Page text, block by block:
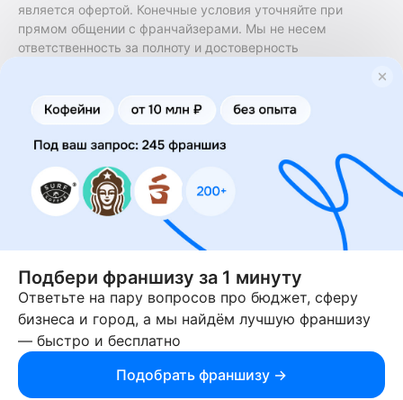
является офертой. Конечные условия уточняйте при
прямом общении с франчайзерами. Мы не несем
ответственность за полноту и достоверность
финансовые услуги. Заключение договоров
коммерческой концессии (франчайзинга) осуществляется
правообладателями/их представителями. Бизнесменс.ру
не является посредником или представителем
правообладателя и не несет ответственность за условия
предоставления франшизы и действия лиц,
осуществленные на основании информации, имеющейся
на сайте или полученной через него. За достоверность
предоставленной информации несет ответственность
правообладатель.
© 2013-2026 Бизнесменс.ру. ИП Богомолов Ю. А. ИНН
166109472099 ОГРН 1315169000030181.
При использовании материалов гиперссылка на businessmens.ru
обязательна. 12+
Подбери франшизу за 1 минуту
Ответьте на пару вопросов про бюджет, сферу
бизнеса и город, а мы найдём лучшую франшизу
— быстро и бесплатно
Подобрать франшизу →